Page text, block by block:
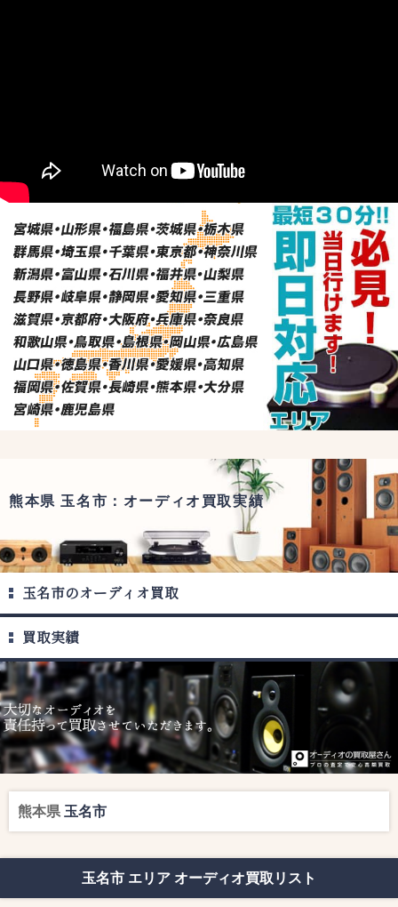
熊本県 玉名市：オーディオ買取実績
玉名市のオーディオ買取
買取実績
熊本県 玉名市
玉名市 エリア オーディオ買取リスト